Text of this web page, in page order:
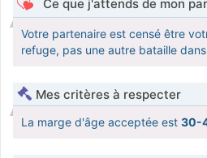
Ce que j'attends de mon
Votre partenaire est censé être
refuge, pas une autre bataille
Mes critères à respecter
La marge d'âge acceptée est 30-